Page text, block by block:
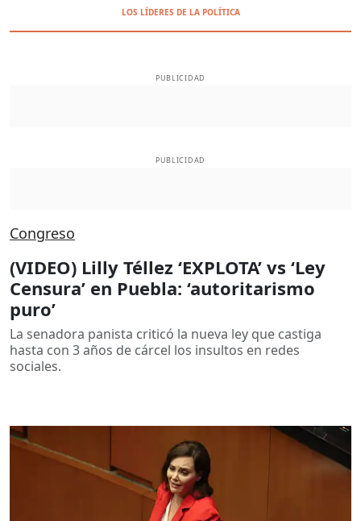
LOS LÍDERES DE LA POLÍTICA
PUBLICIDAD
PUBLICIDAD
Congreso
(VIDEO) Lilly Téllez ‘EXPLOTA’ vs ‘Ley
Censura’ en Puebla: ‘autoritarismo
puro’
La senadora panista criticó la nueva ley que castiga
hasta con 3 años de cárcel los insultos en redes
sociales.